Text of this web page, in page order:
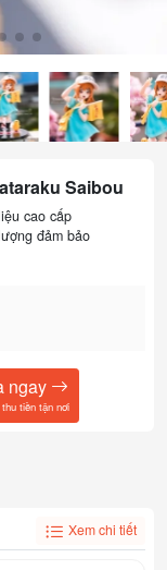
Saibou
cao cấp
đảm bảo
ngay
tiền tận nơi
Xem chi tiết